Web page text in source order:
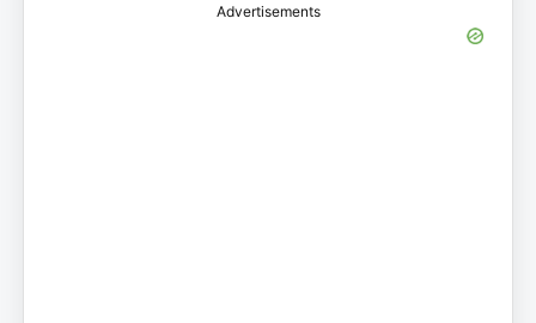
Advertisements